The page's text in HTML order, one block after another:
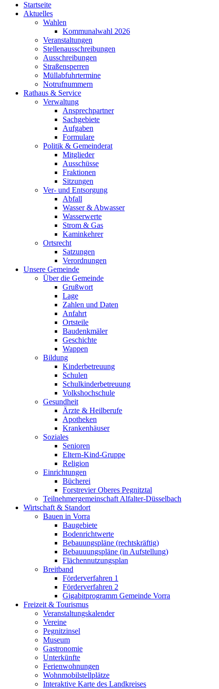
Startseite
Aktuelles
Wahlen
Kommunalwahl 2026
Veranstaltungen
Stellenausschreibungen
Ausschreibungen
Straßensperren
Müllabfuhrtermine
Notrufnummern
Rathaus & Service
Verwaltung
Ansprechpartner
Sachgebiete
Aufgaben
Formulare
Politik & Gemeinderat
Mitglieder
Ausschüsse
Fraktionen
Sitzungen
Ver- und Entsorgung
Abfall
Wasser & Abwasser
Wasserwerte
Strom & Gas
Kaminkehrer
Ortsrecht
Satzungen
Verordnungen
Unsere Gemeinde
Über die Gemeinde
Grußwort
Lage
Zahlen und Daten
Anfahrt
Ortsteile
Baudenkmäler
Geschichte
Wappen
Bildung
Kinderbetreuung
Schulen
Schulkinderbetreuung
Volkshochschule
Gesundheit
Ärzte & Heilberufe
Apotheken
Krankenhäuser
Soziales
Senioren
Eltern-Kind-Gruppe
Religion
Einrichtungen
Bücherei
Forstrevier Oberes Pegnitztal
Teilnehmergemeinschaft Alfalter-Düsselbach
Wirtschaft & Standort
Bauen in Vorra
Baugebiete
Bodenrichtwerte
Bebauungspläne (rechtskräftig)
Bebauuungspläne (in Aufstellung)
Flächennutzungsplan
Breitband
Förderverfahren 1
Förderverfahren 2
Gigabitprogramm Gemeinde Vorra
Freizeit & Tourismus
Veranstaltungskalender
Vereine
Pegnitzinsel
Museum
Gastronomie
Unterkünfte
Ferienwohnungen
Wohnmobilstellplätze
Interaktive Karte des Landkreises